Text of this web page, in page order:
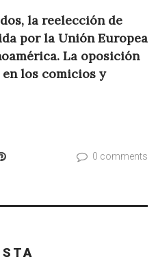
la reelección de
por la Unión Europea
La oposición
los comicios y
Pinterest 0 comments